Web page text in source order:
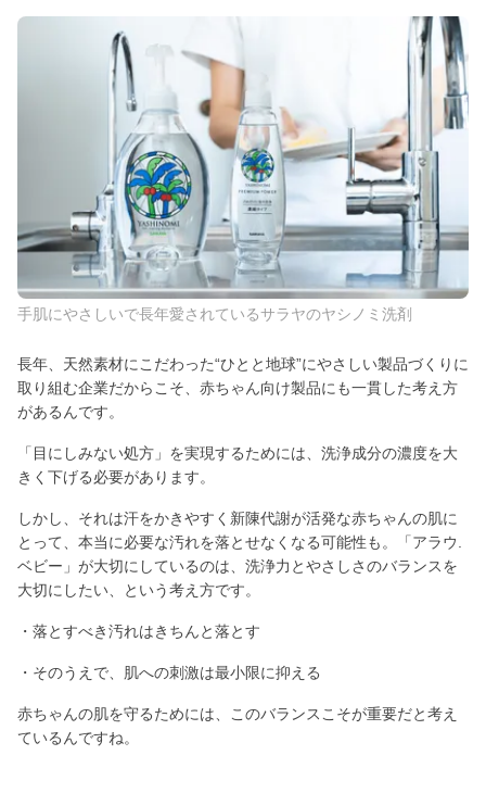
手肌にやさしいで長年愛されているサラヤのヤシノミ洗剤
長年、天然素材にこだわった“ひとと地球”にやさしい製品づくりに
取り組む企業だからこそ、赤ちゃん向け製品にも一貫した考え方
があるんです。
「目にしみない処方」を実現するためには、洗浄成分の濃度を大
きく下げる必要があります。
しかし、それは汗をかきやすく新陳代謝が活発な赤ちゃんの肌に
とって、本当に必要な汚れを落とせなくなる可能性も。「アラウ.
ベビー」が大切にしているのは、洗浄力とやさしさのバランスを
大切にしたい、という考え方です。
・落とすべき汚れはきちんと落とす
・そのうえで、肌への刺激は最小限に抑える
赤ちゃんの肌を守るためには、このバランスこそが重要だと考え
ているんですね。